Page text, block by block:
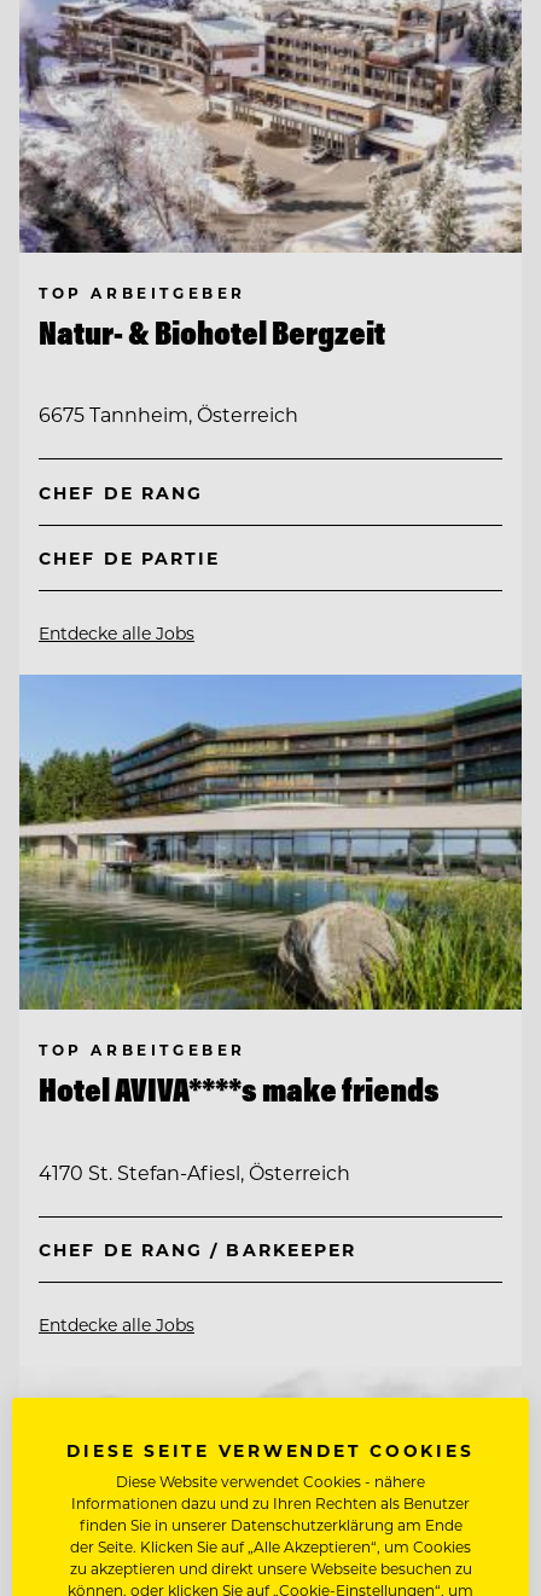
TOP ARBEITGEBER
Natur- & Biohotel Bergzeit
6675 Tannheim, Österreich
CHEF DE RANG
CHEF DE PARTIE
Entdecke alle Jobs
TOP ARBEITGEBER
Hotel AVIVA****s make friends
4170 St. Stefan-Afiesl, Österreich
CHEF DE RANG / BARKEEPER
Entdecke alle Jobs
DIESE SEITE VERWENDET COOKIES
Diese Website verwendet Cookies - nähere
Informationen dazu und zu Ihren Rechten als Benutzer
finden Sie in unserer Datenschutzerklärung am Ende
der Seite. Klicken Sie auf „Alle Akzeptieren“, um Cookies
zu akzeptieren und direkt unsere Webseite besuchen zu
können, oder klicken Sie auf „Cookie-Einstellungen“, um